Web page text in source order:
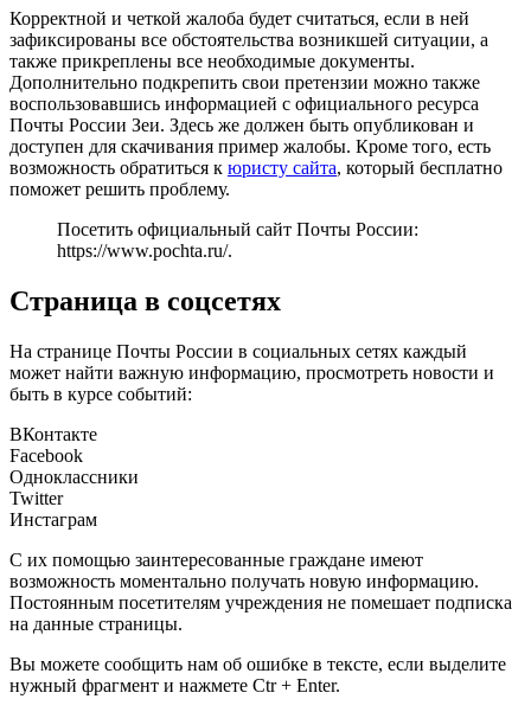
Корректной и четкой жалоба будет считаться, если в ней
зафиксированы все обстоятельства возникшей ситуации, а
также прикреплены все необходимые документы.
Дополнительно подкрепить свои претензии можно также
воспользовавшись информацией с официального ресурса
Почты России Зеи. Здесь же должен быть опубликован и
доступен для скачивания пример жалобы. Кроме того, есть
возможность обратиться к юристу сайта, который бесплатно
поможет решить проблему.
Посетить официальный сайт Почты России:
https://www.pochta.ru/.
Страница в соцсетях
На странице Почты России в социальных сетях каждый
может найти важную информацию, просмотреть новости и
быть в курсе событий:
ВКонтакте
Facebook
Одноклассники
Twitter
Инстаграм
С их помощью заинтересованные граждане имеют
возможность моментально получать новую информацию.
Постоянным посетителям учреждения не помешает подписка
на данные страницы.
Вы можете сообщить нам об ошибке в тексте, если выделите
нужный фрагмент и нажмете Ctr + Enter.